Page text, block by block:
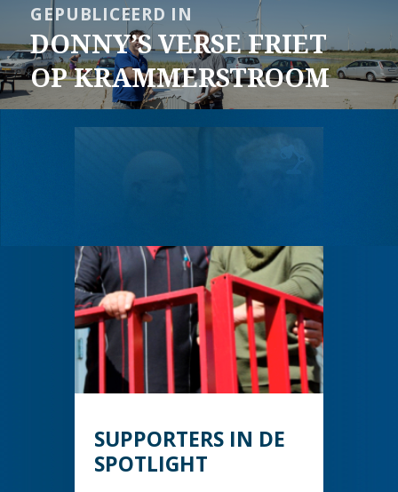
navigatieGEPUBLICEERD IN
DONNY’S VERSE FRIET
OP KRAMMERSTROOM
SUPPORTERS IN DE
SPOTLIGHT